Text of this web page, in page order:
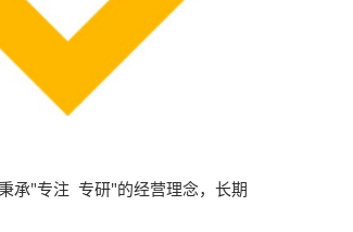
承"专注 专研"的经营理念，长期